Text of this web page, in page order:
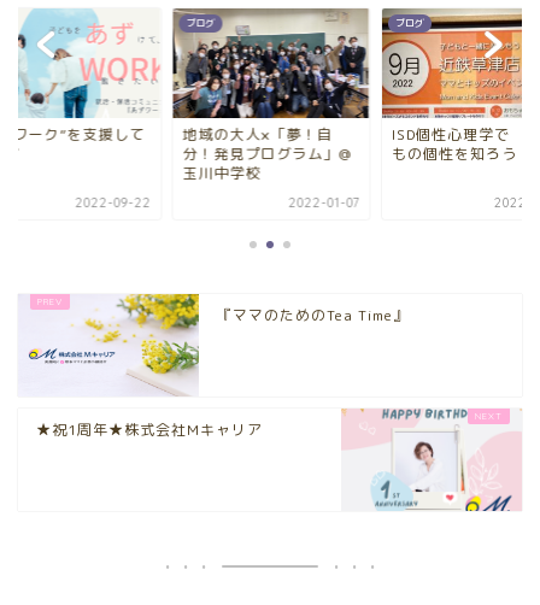
ワーク”を支援して
す
2022-09-22
ブログ
地域の大人×「夢！自
分！発見プログラム」@
玉川中学校
2022-01-07
ブログ
ISD個性心理学で
もの個性を知ろう
2022-
『ママのためのTea Time』
★祝1周年★株式会社Mキャリア